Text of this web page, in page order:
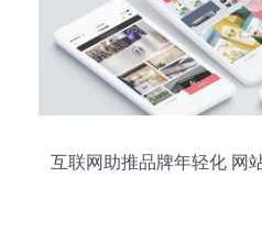
互联网助推品牌年轻化 网